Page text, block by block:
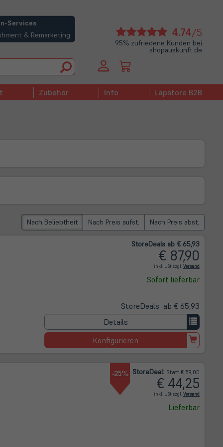
Services
& Remarketing 4.74/5
95% zufriedene Kunden bei
shopauskunft.de
Zubehör Info Lapstore B2B
Nach Beliebtheit Nach Preis aufst. Nach Preis abst.
StoreDeals ab € 65,93
€ 87,90
inkl. USt zzgl. Versand
Sofort lieferbar
StoreDeals ab € 65,93
Details
Konfigurieren
-25% StoreDeal: Statt € 59,00
€ 44,25
inkl. USt zzgl. Versand
Lieferbar